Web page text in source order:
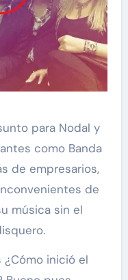
para Nodal y
como Banda
de empresarios,
de
música sin el
inició el